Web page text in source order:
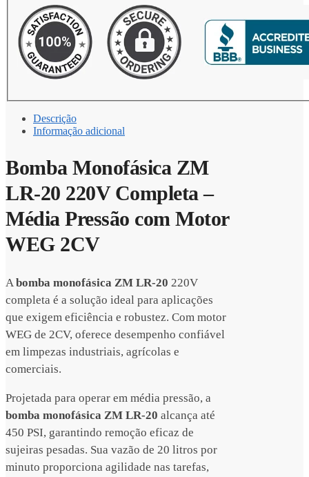
Descrição
Informação adicional
Bomba Monofásica ZM
LR-20 220V Completa –
Média Pressão com Motor
WEG 2CV
Abomba monofásica ZM LR-20 220V
completa é a solução ideal para aplicações
que exigem eficiência e robustez. Com motor
WEG de 2CV, oferece desempenho confiável
em limpezas industriais, agrícolas e
comerciais.
Projetada para operar em média pressão, a
bomba monofásica ZM LR-20 alcança até
450 PSI, garantindo remoção eficaz de
sujeiras pesadas. Sua vazão de 20 litros por
minuto proporciona agilidade nas tarefas,